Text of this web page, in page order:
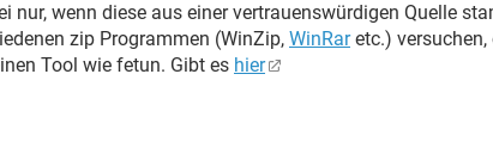
nur, wenn diese aus einer vertrauenswürdigen Quelle
zip Programmen (WinZip, WinRaretc.) versuchen,
Tool wie fetun. Gibt es hier